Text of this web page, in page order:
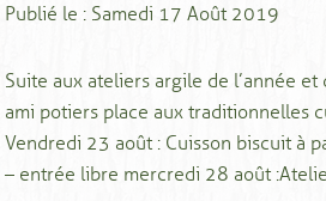
Publié le : Samedi 17 Août 2019
Suite aux ateliers argile de l’année et
ami potiers place aux traditionnelles
Vendredi 23 août : Cuisson biscuit à
– entrée libre mercredi 28 août